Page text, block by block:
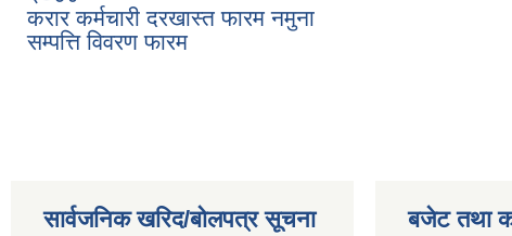
करार कर्मचारी दरखास्त फारम नमुना
सम्पत्ति विवरण फारम
सार्वजनिक खरिद/बोलपत्र सूचना बजेट तथा